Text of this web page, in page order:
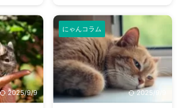
との暮ら
が、独特
う飼い主
。 特
のにお
不安に感じ
ょう。
いの原因
か？大阪には、広大な敷地でのび
のびと遊べるドッグランから、都
心でアクセスしやすい便利な施設
まで、魅力的なドッグランがたく
さんあります。 しかし、「初め
てドッグランに行くから不安」
「どの施設が愛犬に合っているか
わからない」という方も多いので
2025/9/9
にゃんコラム
2025/9/9